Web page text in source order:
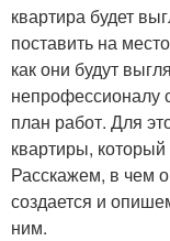
квартира будет
поставить на
как они будут
непрофессионалу
план работ. Для
квартиры,
Расскажем, в чем
создается и
ним.